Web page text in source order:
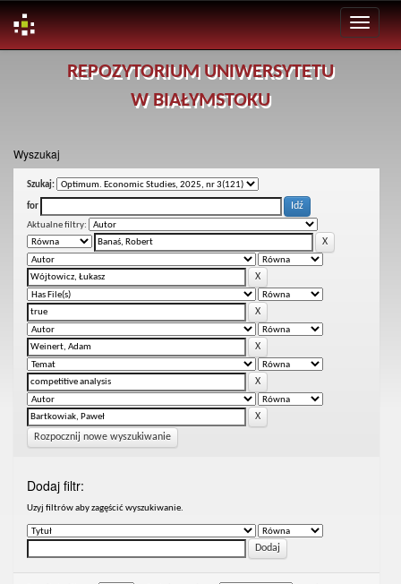
REPOZYTORIUM UNIWERSYTETU
W BIAŁYMSTOKU
Wyszukaj
Szukaj:
for
Aktualne filtry:
Rozpocznij nowe wyszukiwanie
Dodaj filtr:
Uzyj filtrów aby zagęścić wyszukiwanie.